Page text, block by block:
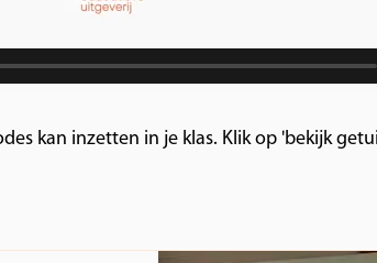
kan inzetten in je klas. Klik op 'bekijk